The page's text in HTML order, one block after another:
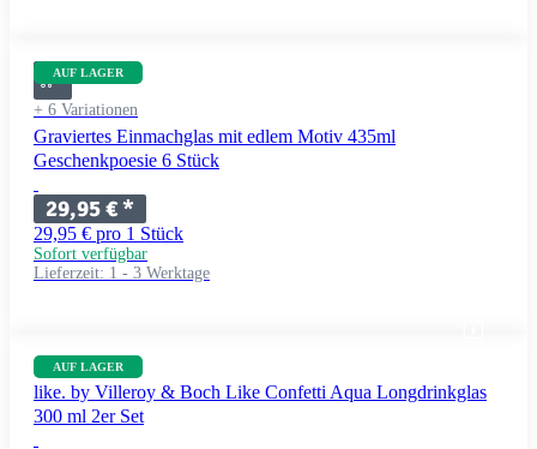
AUF LAGER
+ 6 Variationen
Graviertes Einmachglas mit edlem Motiv 435ml
Geschenkpoesie 6 Stück
29,95 €*
29,95 € pro 1 Stück
Sofort verfügbar
Lieferzeit: 1 - 3 Werktage
AUF LAGER
like. by Villeroy & Boch Like Confetti Aqua Longdrinkglas
300 ml 2er Set